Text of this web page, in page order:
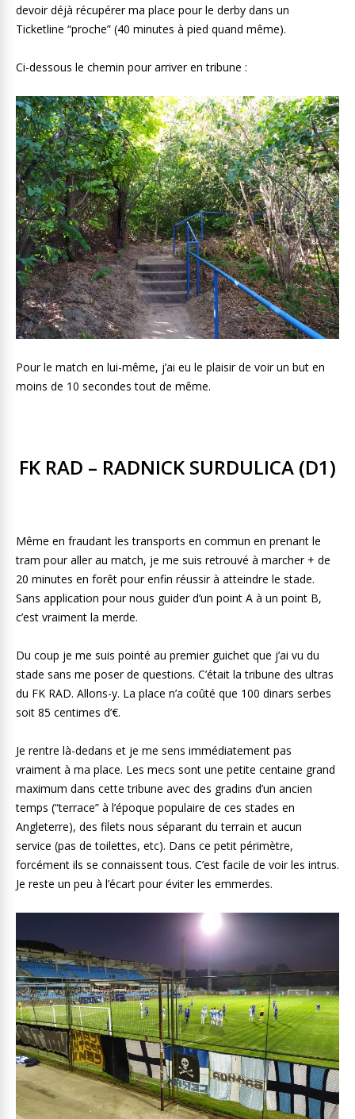
devoir déjà récupérer ma place pour le derby dans un
Ticketline “proche” (40 minutes à pied quand même).
Ci-dessous le chemin pour arriver en tribune :
Pour le match en lui-même, j’ai eu le plaisir de voir un but en
moins de 10 secondes tout de même.
FK RAD – RADNICK SURDULICA (D1)
Même en fraudant les transports en commun en prenant le
tram pour aller au match, je me suis retrouvé à marcher + de
20 minutes en forêt pour enfin réussir à atteindre le stade.
Sans application pour nous guider d’un point A à un point B,
c’est vraiment la merde.
Du coup je me suis pointé au premier guichet que j’ai vu du
stade sans me poser de questions. C’était la tribune des ultras
du FK RAD. Allons-y. La place n’a coûté que 100 dinars serbes
soit 85 centimes d’€.
Je rentre là-dedans et je me sens immédiatement pas
vraiment à ma place. Les mecs sont une petite centaine grand
maximum dans cette tribune avec des gradins d’un ancien
temps (“terrace” à l’époque populaire de ces stades en
Angleterre), des filets nous séparant du terrain et aucun
service (pas de toilettes, etc). Dans ce petit périmètre,
forcément ils se connaissent tous. C’est facile de voir les intrus.
Je reste un peu à l’écart pour éviter les emmerdes.